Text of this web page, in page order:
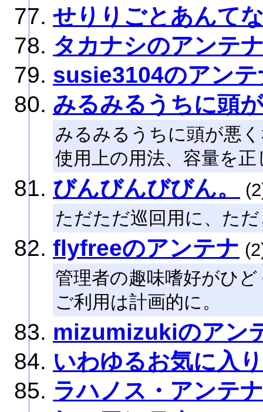
せりりごとあんて
タカナシのアンテ
susie3104のアンテ
みるみるうちに頭
みるみるうちに頭が悪
使用上の用法、容量を
びんびんびびん。
ただただ巡回用に、た
flyfreeのアンテナ
管理者の趣味嗜好がひ
ご利用は計画的に。
mizumizukiのアン
いわゆるお気に入
ラハノス・アンテナ